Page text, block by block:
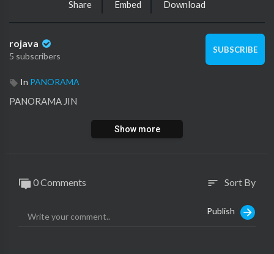
Share Embed Download
rojava
5 subscribers
SUBSCRIBE
In PANORAMA
⁣PANORAMA JIN
Show more
0 Comments sort Sort By
Publish